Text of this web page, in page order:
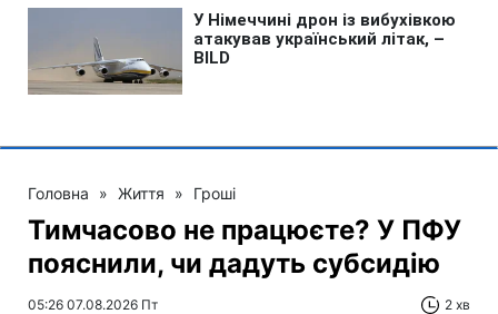
Головна » Життя » Гроші
Тимчасово не працюєте? У ПФУ
пояснили, чи дадуть субсидію
05:26 07.08.2026 Пт 2 хв